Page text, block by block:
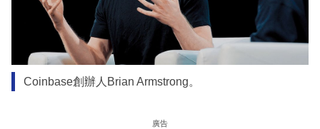
Coinbase創辦人Brian Armstrong。
廣告